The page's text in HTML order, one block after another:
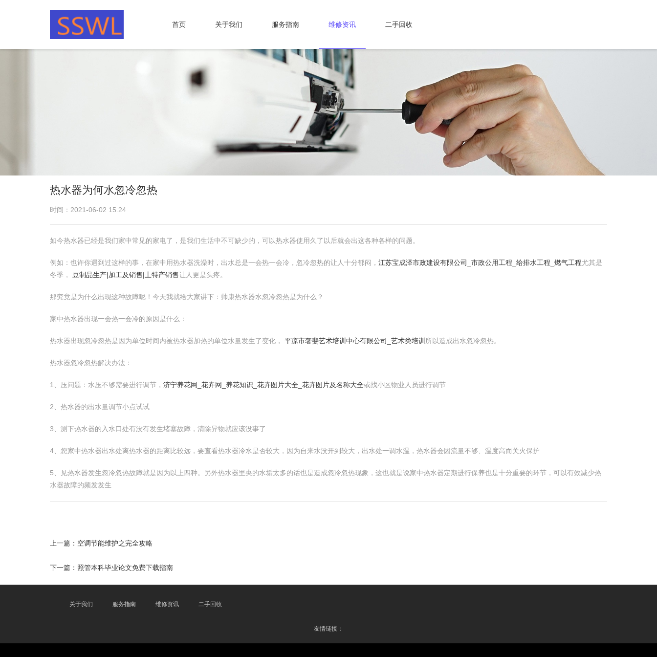
首页 关于我们 服务指南 维修资讯 二手回收
热水器为何水忽冷忽热
时间：2021-06-02 15:24
如今热水器已经是我们家中常见的家电了，是我们生活中不可缺少的，可以热水器使用久了以后就会出这各种各样的问题。
例如：也许你遇到过这样的事，在家中用热水器洗澡时，出水总是一会热一会冷，忽冷忽热的让人十分郁闷， 江苏宝成泽市政建设有限公司_市政公用工程_给排水工程_燃气工程尤其是
冬季， 豆制品生产|加工及销售|土特产销售让人更是头疼。
那究竟是为什么出现这种故障呢！今天我就给大家讲下：帅康热水器水忽冷忽热是为什么？
家中热水器出现一会热一会冷的原因是什么：
热水器出现忽冷忽热是因为单位时间内被热水器加热的单位水量发生了变化， 平凉市奢斐艺术培训中心有限公司_艺术类培训 所以造成出水忽冷忽热。
热水器忽冷忽热解决办法：
1、压问题：水压不够需要进行调节， 济宁养花网_花卉网_养花知识_花卉图片大全_花卉图片及名称大全或找小区物业人员进行调节
2、热水器的出水量调节小点试试
3、测下热水器的入水口处有没有发生堵塞故障，清除异物就应该没事了
4、您家中热水器出水处离热水器的距离比较远，要查看热水器冷水是否较大，因为自来水没开到较大，出水处一调水温，热水器会因流量不够、温度高而关火保护
5、见热水器发生忽冷忽热故障就是因为以上四种。另外热水器里央的水垢太多的话也是造成忽冷忽热现象，这也就是说家中热水器定期进行保养也是十分重要的环节，可以有效减少热
水器故障的频发发生
上一篇： 空调节能维护之完全攻略
下一篇： 照管本科毕业论文免费下载指南
关于我们 服务指南 维修资讯 二手回收
友情链接：